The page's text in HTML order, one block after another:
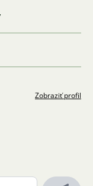
Zobraziť profil